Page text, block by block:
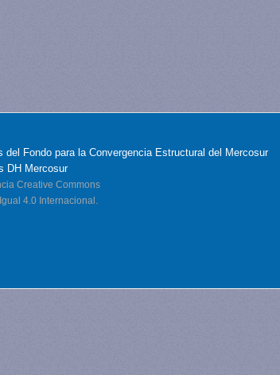
del Fondo para la Convergencia Estructural del Mercosur
DH Mercosur
Creative Commons
4.0 Internacional.